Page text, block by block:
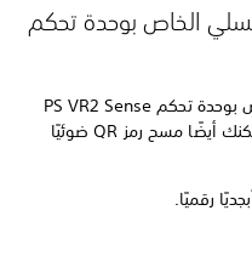
الخاص بوحدة تحكم
يمكن العثور على الرقم التسلسلي الخاص بوحدة تحكم PS VR2 Sense
على الجهة الداخلية من حلقة التتبع. ويمكنك أيضًا مسح رمز QR ضوئيًا